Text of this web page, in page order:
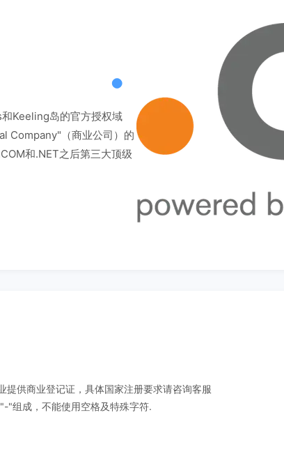
Keeling岛的官方授权域
Company"（商业公司）的
和.NET之后第三大顶级
供商业登记证，具体国家注册要求请咨询客服
"组成，不能使用空格及特殊字符.